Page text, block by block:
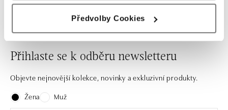
Předvolby Cookies
Přihlaste se k odběru newsletteru
Objevte nejnovější kolekce, novinky a exkluzivní produkty.
Žena
Muž